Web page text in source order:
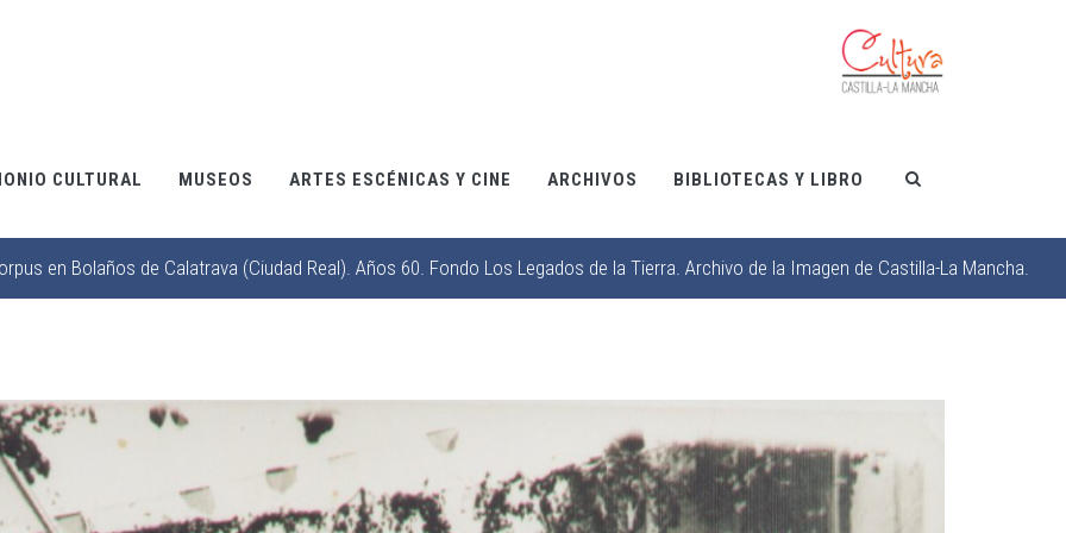
CULTURAL MUSEOS ARTES ESCÉNICAS Y CINE ARCHIVOS BIBLIOTECAS Y LIBRO
en Bolaños de Calatrava (Ciudad Real). Años 60. Fondo Los Legados de la Tierra. Archivo de la Imagen de Castilla-La Mancha.